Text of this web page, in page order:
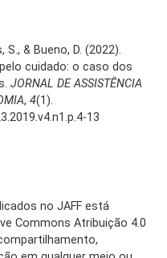
& Bueno, D. (2022).
cuidado: o caso dos
JORNAL DE ASSISTÊNCIA
, 4(1).
13
no JAFF está
Commons Atribuição 4.0